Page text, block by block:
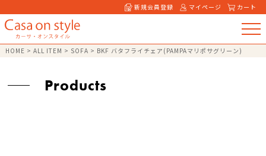
新規会員登録 マイページ カート
HOME > ALL ITEM > SOFA > BKF バタフライチェア(PAMPAマリポサグリーン)
Products